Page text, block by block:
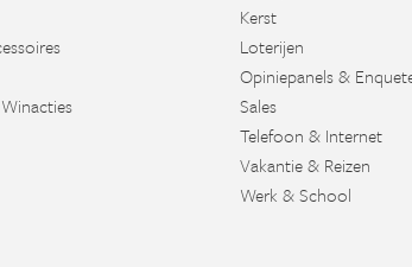
Kerst
Loterijen
Opiniepanels &
Sales
Telefoon & Internet
Vakantie & Reizen
Werk & School